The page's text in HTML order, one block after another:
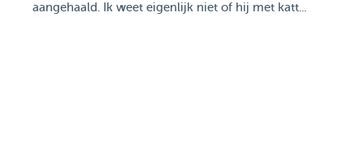
aangehaald. Ik weet eigenlijk niet of hij met katt...